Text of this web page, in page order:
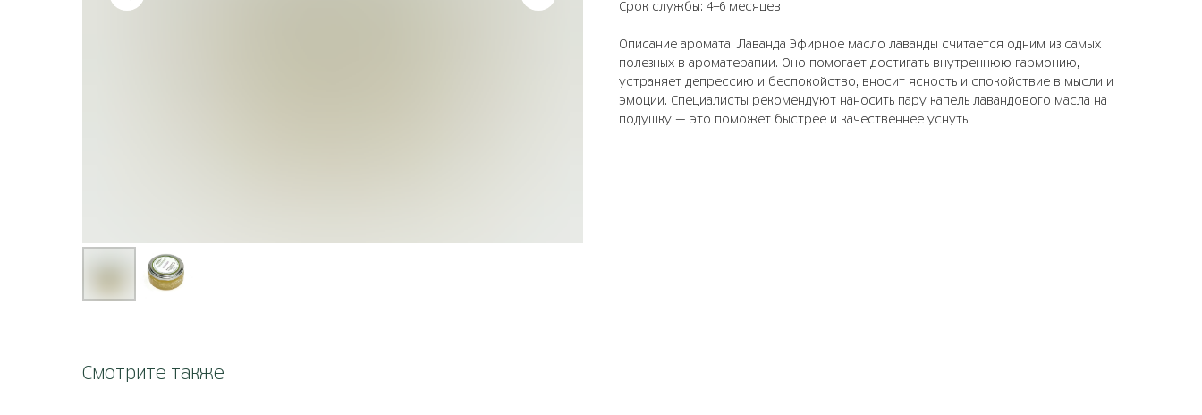
Срок службы: 4-6 месяцев
Описание аромата: Лаванда Эфирное масло лаванды считается одним из самых
полезных в ароматерапии. Оно помогает достигать внутреннюю гармонию,
устраняет депрессию и беспокойство, вносит ясность и спокойствие в мысли и
эмоции. Специалисты рекомендуют наносить пару капель лавандового масла на
подушку — это поможет быстрее и качественнее уснуть.
Смотрите также